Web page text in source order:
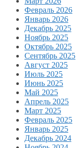
Февраль 2026
Январь 2026
Декабрь 2025
Ноябрь 2025
Октябрь 2025
Сентябрь 2025
Август 2025
Июль 2025
Июнь 2025
Май 2025
Апрель 2025
Март 2025
Февраль 2025
Январь 2025
Декабрь 2024